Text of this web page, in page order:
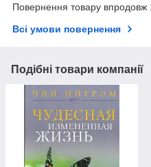
Повернення товару впродовж
Всі умови повернення
Подібні товари компанії